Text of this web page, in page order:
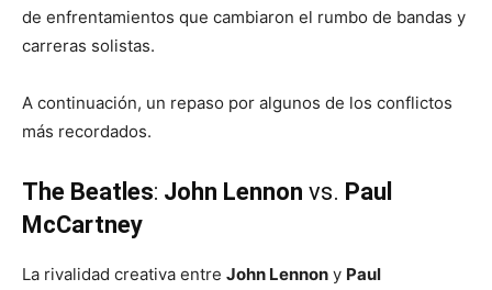
de enfrentamientos que cambiaron el rumbo de bandas y
carreras solistas.
A continuación, un repaso por algunos de los conflictos
más recordados.
The Beatles: John Lennon vs. Paul
McCartney
La rivalidad creativa entre John Lennon y Paul